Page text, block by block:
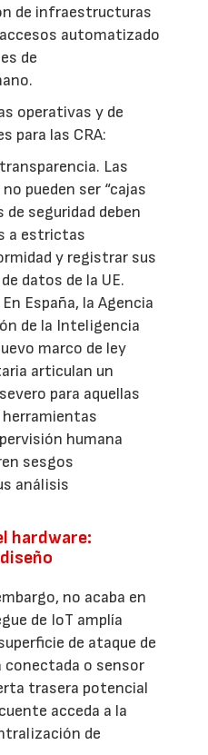
de infraestructuras
automatizado
de
operativas y de
para las CRA:
Las
pueden ser “cajas
de seguridad deben
a estrictas
y registrar sus
datos de la UE.
España, la Agencia
de la Inteligencia
marco de ley
articulan un
para aquellas
humana
sesgos
análisis
hardware:
no acaba en
de IoT amplía
de ataque de
conectada o sensor
trasera potencial
acceda a la
de